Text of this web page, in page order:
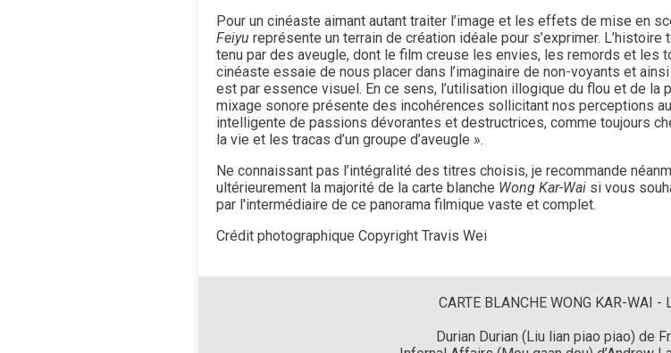
Pour un cinéaste aimant autant traiter l’image et les effets de mise en
Feiyu représente un terrain de création idéale pour s’exprimer. L’histoire
tenu par des aveugle, dont le film creuse les envies, les remords et les
cinéaste essaie de nous placer dans l’imaginaire de non-voyants et
est par essence visuel. En ce sens, l’utilisation illogique du flou et de
mixage sonore présente des incohérences sollicitant nos perceptions
intelligente de passions dévorantes et destructrices, comme toujours
la vie et les tracas d’un groupe d’aveugle ».
Ne connaissant pas l’intégralité des titres choisis, je recommande
ultérieurement la majorité de la carte blanche Wong Kar-Wai si vous
par l'intermédiaire de ce panorama filmique vaste et complet.
Crédit photographique Copyright Travis Wei
CARTE BLANCHE WONG KAR-WAI -
Durian Durian (Liu lian piao piao) de